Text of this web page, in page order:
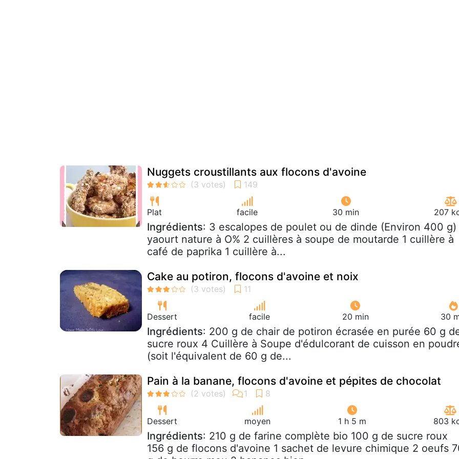
Nuggets croustillants aux flocons d'avoine
Plat facile 30 min 207
Ingrédients: 3 escalopes de poulet ou de dinde (Environ 400 g)
yaourt nature à O% 2 cuillères à soupe de moutarde 1 cuillère à
café de paprika 1 cuillère à...
Cake au potiron, flocons d'avoine et noix
Dessert facile 20 min 30
Ingrédients: 200 g de chair de potiron écrasée en purée 60 g
sucre roux 4 Cuillère à Soupe d'édulcorant de cuisson en
(soit l'équivalent de 60 g de...
Pain à la banane, flocons d'avoine et pépites de chocolat
Dessert moyen 1 h 5 m 803
Ingrédients: 210 g de farine complète bio 100 g de sucre roux
156 g de flocons d'avoine 1 sachet de levure chimique 2 oeufs